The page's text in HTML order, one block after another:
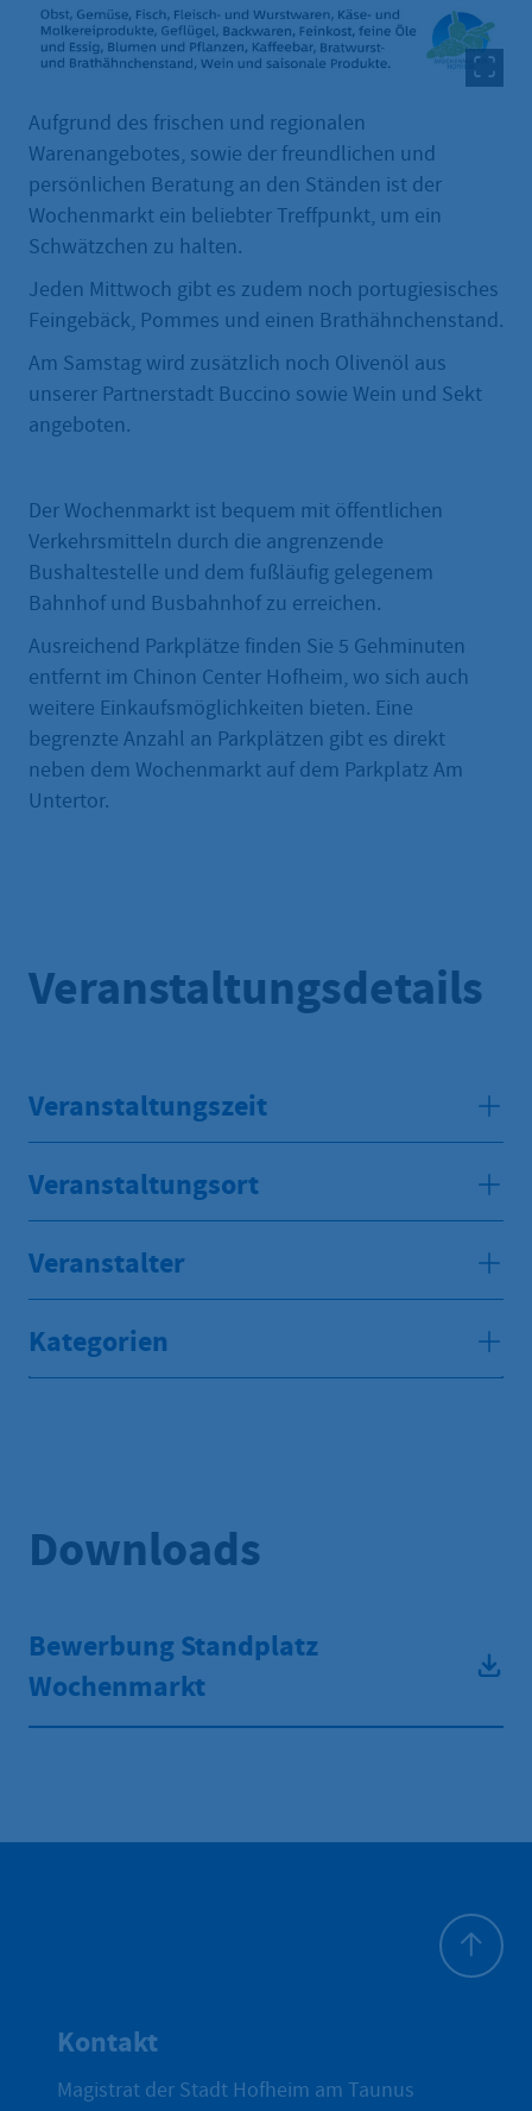
Aufgrund des frischen und regionalen
Warenangebotes, sowie der freundlichen und
persönlichen Beratung an den Ständen ist der
Wochenmarkt ein beliebter Treffpunkt, um ein
Schwätzchen zu halten.
Jeden Mittwoch gibt es zudem noch portugiesisches
Feingebäck, Pommes und einen Brathähnchenstand.
Am Samstag wird zusätzlich noch Olivenöl aus
unserer Partnerstadt Buccino sowie Wein und Sekt
angeboten.
Der Wochenmarkt ist bequem mit öffentlichen
Verkehrsmitteln durch die angrenzende
Bushaltestelle und dem fußläufig gelegenem
Bahnhof und Busbahnhof zu erreichen.
Ausreichend Parkplätze finden Sie 5 Gehminuten
entfernt im Chinon Center Hofheim, wo sich auch
weitere Einkaufsmöglichkeiten bieten. Eine
begrenzte Anzahl an Parkplätzen gibt es direkt
neben dem Wochenmarkt auf dem Parkplatz Am
Untertor.
Veranstaltungsdetails
Veranstaltungszeit
Veranstaltungsort
Veranstalter
Kategorien
Downloads
Bewerbung Standplatz
Wochenmarkt
Kontakt
Magistrat der Stadt Hofheim am Taunus